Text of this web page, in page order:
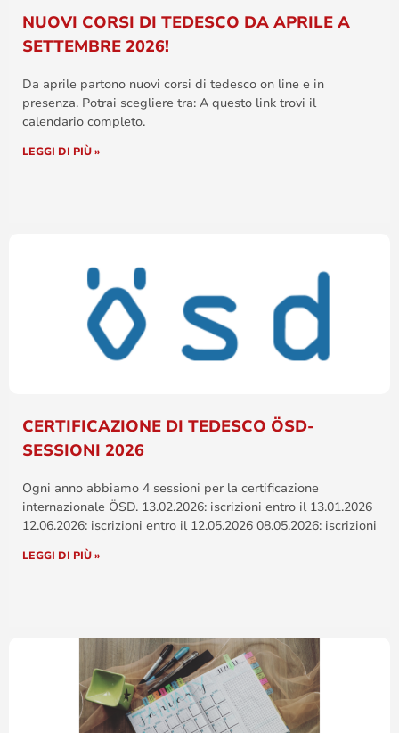
NUOVI CORSI DI TEDESCO DA APRILE A
SETTEMBRE 2026!
Da aprile partono nuovi corsi di tedesco on line e in
presenza. Potrai scegliere tra: A questo link trovi il
calendario completo.
LEGGI DI PIÙ »
CERTIFICAZIONE DI TEDESCO ÖSD-
SESSIONI 2026
Ogni anno abbiamo 4 sessioni per la certificazione
internazionale ÖSD. 13.02.2026: iscrizioni entro il 13.01.2026
12.06.2026: iscrizioni entro il 12.05.2026 08.05.2026: iscrizioni
LEGGI DI PIÙ »